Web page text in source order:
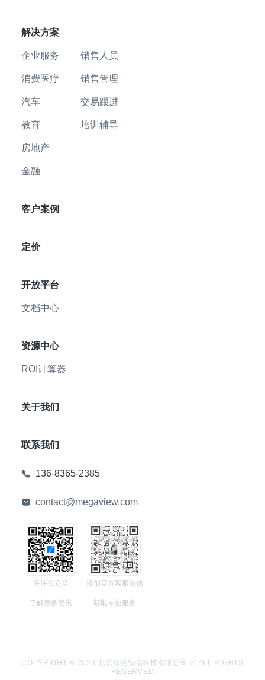
解决方案
企业服务
消费医疗
汽车
教育
房地产
金融
销售人员
销售管理
交易跟进
培训辅导
客户案例
定价
开放平台
文档中心
资源中心
ROI计算器
关于我们
联系我们
136-8365-2385
contact@megaview.com
关注公众号
了解更多资讯
添加官方客服微信
获取专业服务
COPYRIGHT © 2023 北京深维智信科技有限公司 ® ALL RIGHTS
RESERVED